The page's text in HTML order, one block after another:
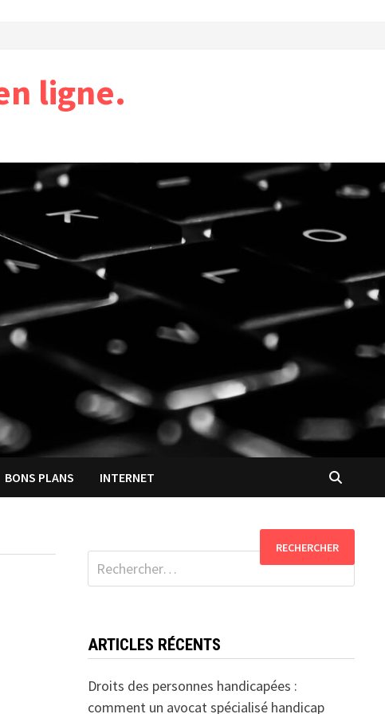
ligne.
BONS PLANS INTERNET
ARTICLES RÉCENTS
Droits des personnes handicapées :
comment un avocat spécialisé handicap